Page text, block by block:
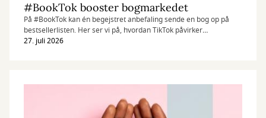
#BookTok booster bogmarkedet
På #BookTok kan én begejstret anbefaling sende en bog op på
bestsellerlisten. Her ser vi på, hvordan TikTok påvirker
bogmarkedet – og hvilke titler læserne kaster sig over lige nu.
27. juli 2026